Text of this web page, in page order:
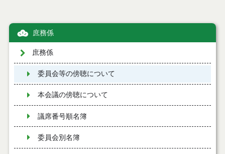
庶務係
庶務係
委員会等の傍聴について
本会議の傍聴について
議席番号順名簿
委員会別名簿